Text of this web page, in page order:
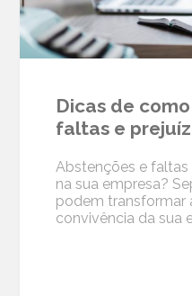
Dicas de
faltas e
Abstenções e
na sua empresa?
podem transformar
convivência da sua